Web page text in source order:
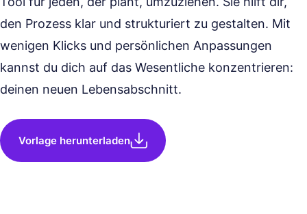
den Prozess klar und strukturiert zu gestalten. Mit
wenigen Klicks und persönlichen Anpassungen
kannst du dich auf das Wesentliche konzentrieren:
deinen neuen Lebensabschnitt.
Vorlage herunterladen